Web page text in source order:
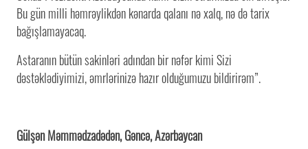
Bu gün milli həmrəylikdən kənarda qalanı nə xalq, nə də tarix
bağışlamayacaq.
Astaranın bütün sakinləri adından bir nəfər kimi Sizi
dəstəklədiyimizi, əmrlərinizə hazır olduğumuzu bildirirəm”.
Gülşən Məmmədzadədən, Gəncə, Azərbaycan